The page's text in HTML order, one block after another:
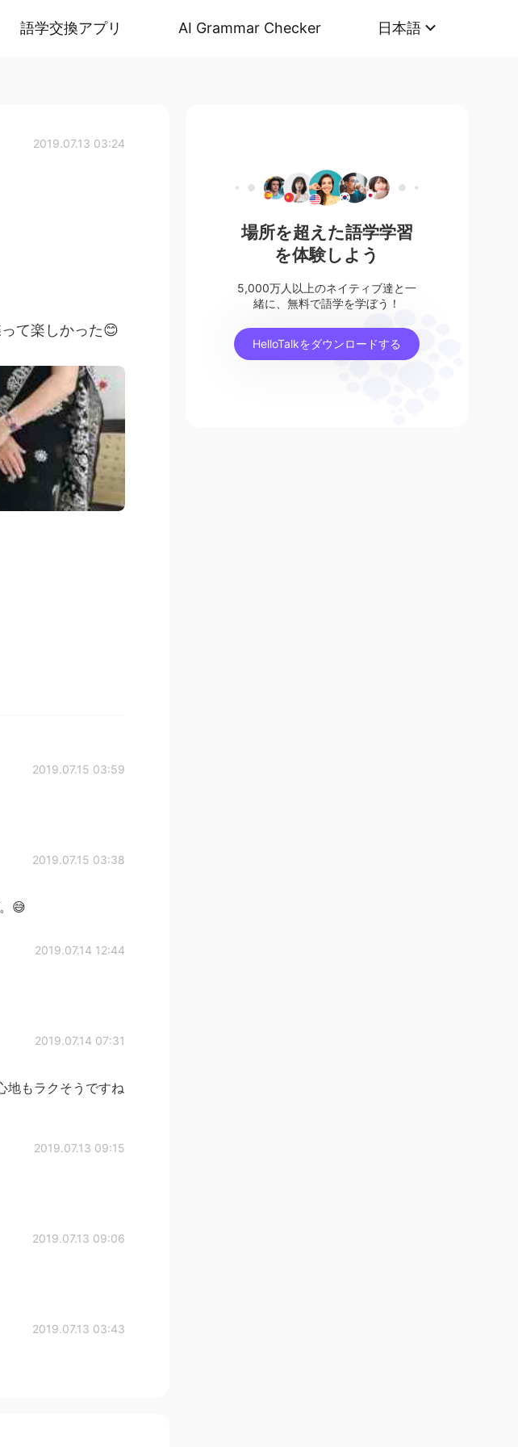
語学交換アプリ AI Grammar Checker 日本語
2019.07.13 03:24
て楽しかった😊
2019.07.15 03:59
2019.07.15 03:38
😅
2019.07.14 12:44
2019.07.14 07:31
地もラクそうですね
2019.07.13 09:15
2019.07.13 09:06
2019.07.13 03:43
場所を超えた語学学習
を体験しよう
5,000万人以上のネイティブ達と一
緒に、無料で語学を学ぼう！
HelloTalkをダウンロードする